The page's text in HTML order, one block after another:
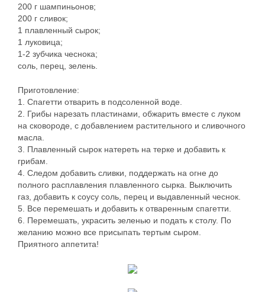
200 г шампиньонов;
200 г сливок;
1 плавленный сырок;
1 луковица;
1-2 зубчика чеснока;
соль, перец, зелень.
Приготовление:
1. Спагетти отварить в подсоленной воде.
2. Грибы нарезать пластинами, обжарить вместе с луком
на сковороде, с добавлением растительного и сливочного
масла.
3. Плавленный сырок натереть на терке и добавить к
грибам.
4. Следом добавить сливки, поддержать на огне до
полного расплавления плавленного сырка. Выключить
газ, добавить к соусу соль, перец и выдавленный чеснок.
5. Все перемешать и добавить к отваренным спагетти.
6. Перемешать, украсить зеленью и подать к столу. По
желанию можно все присыпать тертым сыром.
Приятного аппетита!